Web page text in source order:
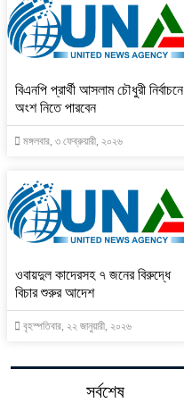
বিএনপি প্রার্থী আসলাম চৌধুরী নির্বাচনে
অংশ নিতে পারবেন
মঙ্গলবার, ৩ ফেব্রুয়ারী, ২০২৬
ওবায়দুল কাদেরসহ ৭ জনের বিরুদ্ধে
বিচার শুরুর আদেশ
বৃহস্পতিবার, ২২ জানুয়ারী, ২০২৬
সর্বশেষ